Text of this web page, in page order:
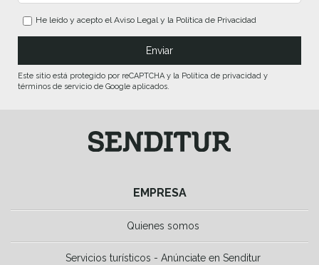
EMPRESA
Quienes somos
Servicios turísticos - Anúnciate en Senditur
He leído y acepto elAviso Legaly la Política de Privacidad
Este sitio está protegido por reCAPTCHA y la Política de privacidad y
términos de servicio de Google aplicados.